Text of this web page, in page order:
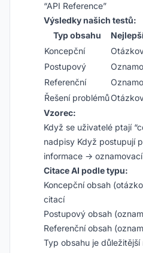
“API Reference”
Výsledky našich testů:
Typ obsahu
Koncepční
Postupový
Referenční
Řešení problémů
Vzorec:
Když se uživatelé ptají
nadpisy Když postupují
informace →
Citace AI podle typu:
Koncepční obsah
citací
Postupový obsah
Referenční obsah
Typ obsahu je